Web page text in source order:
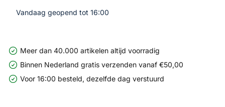
Vandaag geopend tot 16:00
Meer dan 40.000 artikelen altijd voorradig
Binnen Nederland gratis verzenden vanaf €50,00
Voor 16:00 besteld, dezelfde dag verstuurd